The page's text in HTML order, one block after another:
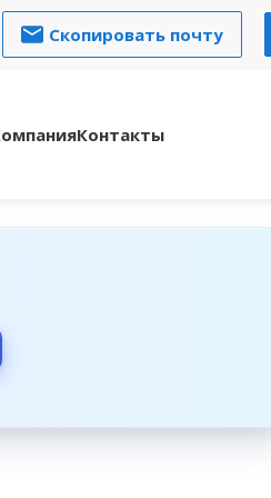
Скопировать почту
Контакты